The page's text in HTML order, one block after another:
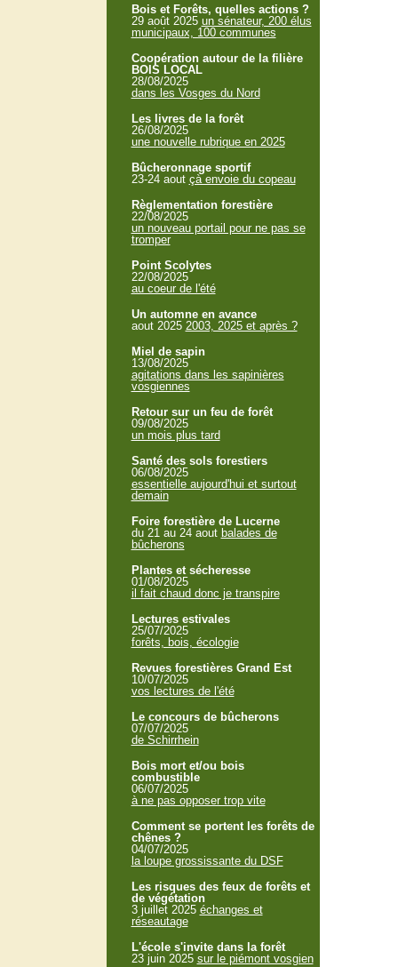
Bois et Forêts, quelles actions ?
29 août 2025 un sénateur, 200 élus
municipaux, 100 communes
Coopération autour de la filière
BOIS LOCAL
28/08/2025
dans les Vosges du Nord
Les livres de la forêt
26/08/2025
une nouvelle rubrique en 2025
Bûcheronnage sportif
23-24 aout çà envoie du copeau
Règlementation forestière
22/08/2025
un nouveau portail pour ne pas se
tromper
Point Scolytes
22/08/2025
au coeur de l'été
Un automne en avance
aout 2025 2003, 2025 et après ?
Miel de sapin
13/08/2025
agitations dans les sapinières
vosgiennes
Retour sur un feu de forêt
09/08/2025
un mois plus tard
Santé des sols forestiers
06/08/2025
essentielle aujourd'hui et surtout
demain
Foire forestière de Lucerne
du 21 au 24 aout balades de
bûcherons
Plantes et sécheresse
01/08/2025
il fait chaud donc je transpire
Lectures estivales
25/07/2025
forêts, bois, écologie
Revues forestières Grand Est
10/07/2025
vos lectures de l'été
Le concours de bûcherons
07/07/2025
de Schirrhein
Bois mort et/ou bois
combustible
06/07/2025
à ne pas opposer trop vite
Comment se portent les forêts de
chênes ?
04/07/2025
la loupe grossissante du DSF
Les risques des feux de forêts et
de végétation
3 juillet 2025 échanges et
réseautage
L'école s'invite dans la forêt
23 juin 2025 sur le piémont vosgien